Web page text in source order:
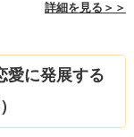
詳細を見る＞＞
愛に発展する